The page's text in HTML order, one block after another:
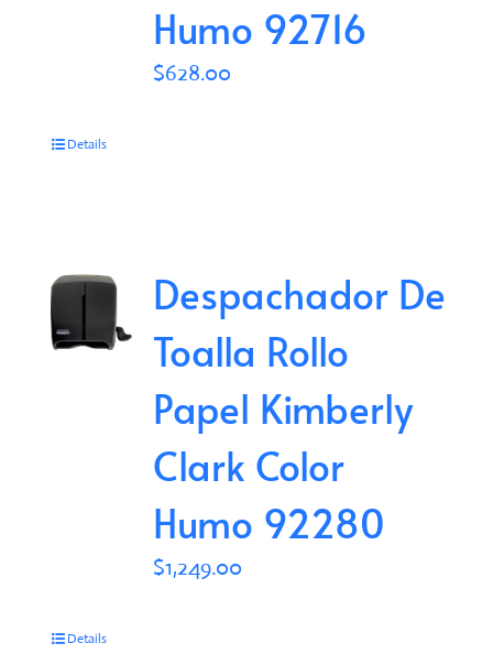
Humo 92716
$628.00
Details
Despachador De
Toalla Rollo
Papel Kimberly
Clark Color
Humo 92280
$1,249.00
Details